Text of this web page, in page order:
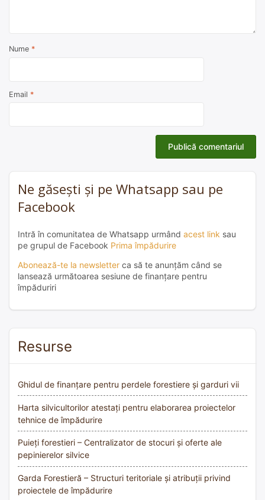
Nume *
Email *
Ne găsești și pe Whatsapp sau pe
Facebook
Intră în comunitatea de Whatsapp urmând acest link sau
pe grupul de Facebook Prima împădurire
Abonează-te la newsletter ca să te anunțăm când se
lansează următoarea sesiune de finanțare pentru
împăduriri
Resurse
Ghidul de finanțare pentru perdele forestiere și garduri vii
Harta silvicultorilor atestați pentru elaborarea proiectelor
tehnice de împădurire
Puieți forestieri – Centralizator de stocuri și oferte ale
pepinierelor silvice
Garda Forestieră – Structuri teritoriale și atribuții privind
proiectele de împădurire